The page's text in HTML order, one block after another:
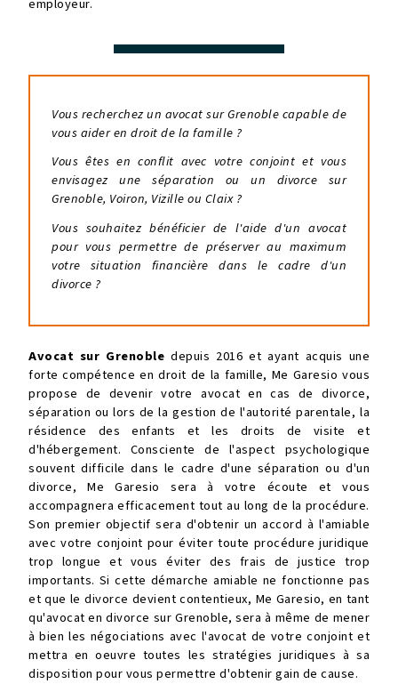
employeur.
Vous recherchez un avocat sur Grenoblecapable de
vous aider en droit de la famille ?
Vous êtes en conflit avec votre conjoint et vous
envisagez une séparation ou un divorce sur
Grenoble, Voiron, Vizille ou Claix ?
Vous souhaitez bénéficier de l'aide d'un avocat
pour vous permettre de préserver au maximum
votre situation financière dans le cadre d'un
divorce ?
Avocat sur Grenoble depuis 2016 et ayant acquis une
forte compétence en droit de la famille, Me Garesio vous
propose de devenir votre avocat en cas de divorce,
séparation ou lors de la gestion de l'autorité parentale, la
résidence des enfants et les droits de visite et
d'hébergement. Consciente de l'aspect psychologique
souvent difficile dans le cadre d'une séparation ou d'un
divorce, Me Garesio sera à votre écoute et vous
accompagnera efficacement tout au long de la procédure.
Son premier objectif sera d'obtenir un accord à l'amiable
avec votre conjoint pour éviter toute procédure juridique
trop longue et vous éviter des frais de justice trop
importants. Si cette démarche amiable ne fonctionne pas
et que le divorce devient contentieux, Me Garesio, en tant
qu'avocat en divorce sur Grenoble, sera à même de mener
à bien les négociations avec l'avocat de votre conjoint et
mettra en oeuvre toutes les stratégies juridiques à sa
disposition pour vous permettre d'obtenir gain de cause.